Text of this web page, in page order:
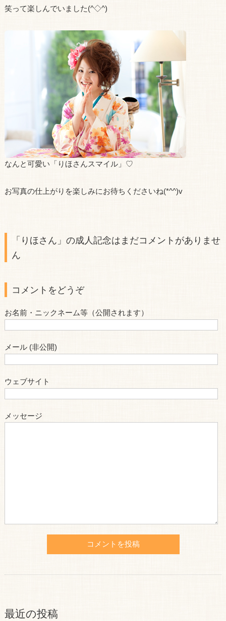
笑って楽しんでいました(^◇^)
なんと可愛い「りほさんスマイル」♡
お写真の仕上がりを楽しみにお待ちくださいね(*^^)v
「りほさん」の成人記念はまだコメントがありませ
ん
コメントをどうぞ
お名前・ニックネーム等（公開されます）
メール (非公開)
ウェブサイト
メッセージ
最近の投稿